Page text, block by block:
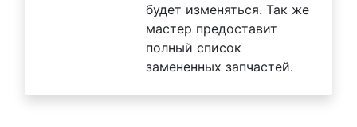
будет изменяться. Так же
мастер предоставит
полный список
замененных запчастей.